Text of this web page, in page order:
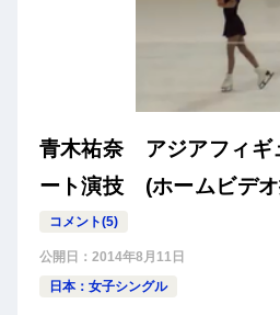
青木祐奈 アジアフィ
ート演技 (ホームビデ
コメント(5)
公開日： 2014年8月11日
日本：女子シングル